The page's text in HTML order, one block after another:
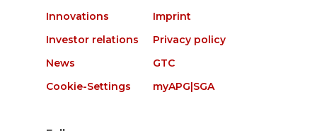
Innovations
Imprint
Investor relations
Privacy policy
News
GTC
Cookie-Settings
myAPG|SGA